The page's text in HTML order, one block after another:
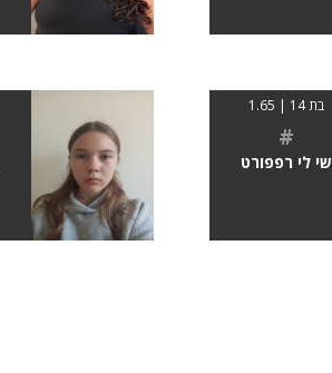
בת 14 | 1.65
#
שי לי רפפורט